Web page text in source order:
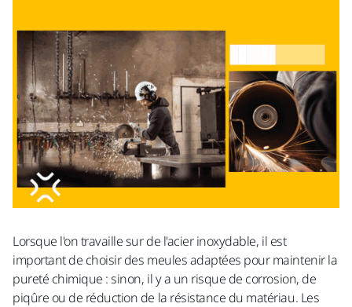
Lorsque l'on travaille sur de l'acier inoxydable, il est
important de choisir des meules adaptées pour maintenir la
pureté chimique : sinon, il y a un risque de corrosion, de
piqûre ou de réduction de la résistance du matériau. Les